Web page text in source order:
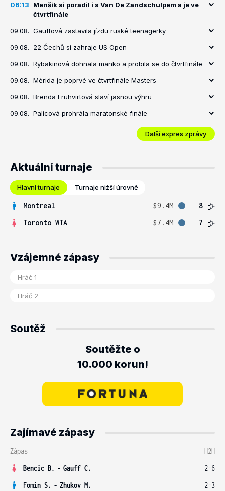
06:13
Menšík si poradil i s Van De Zandschulpem a je ve
čtvrtfinále
09.08. Gauffová zastavila jízdu ruské teenagerky
09.08. 22 Čechů si zahraje US Open
09.08. Rybakinová dohnala manko a probila se do čtvrtfinále
09.08. Mérida je poprvé ve čtvrtfinále Masters
09.08. Brenda Fruhvirtová slaví jasnou výhru
09.08. Palicová prohrála maratonské finále
Další expres zprávy
Aktuální turnaje
Hlavní turnaje Turnaje nižší úrovně
Montreal $9.4M
8
Toronto WTA
$7.4M 7
Vzájemné zápasy
Soutěž
Soutěžte o
10.000 korun!
Zajímavé zápasy
Zápas
H2H
Bencic B. - Gauff C.
2-6
Fomin S. - Zhukov M.
2-3